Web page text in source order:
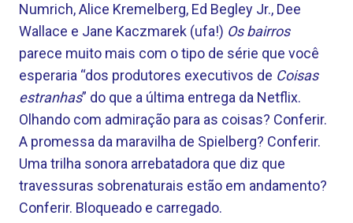
Numrich, Alice Kremelberg, Ed Begley Jr., Dee
Wallace e Jane Kaczmarek (ufa!) Os bairros
parece muito mais com o tipo de série que você
esperaria “dos produtores executivos de Coisas
estranhas” do que a última entrega da Netflix.
Olhando com admiração para as coisas? Conferir.
A promessa da maravilha de Spielberg? Conferir.
Uma trilha sonora arrebatadora que diz que
travessuras sobrenaturais estão em andamento?
Conferir. Bloqueado e carregado.